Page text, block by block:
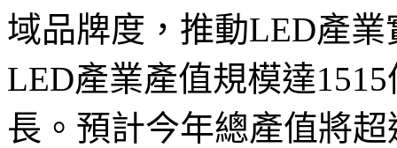
域品牌度，推動LED產
LED產業產值規模達
長。預計今年總產值將